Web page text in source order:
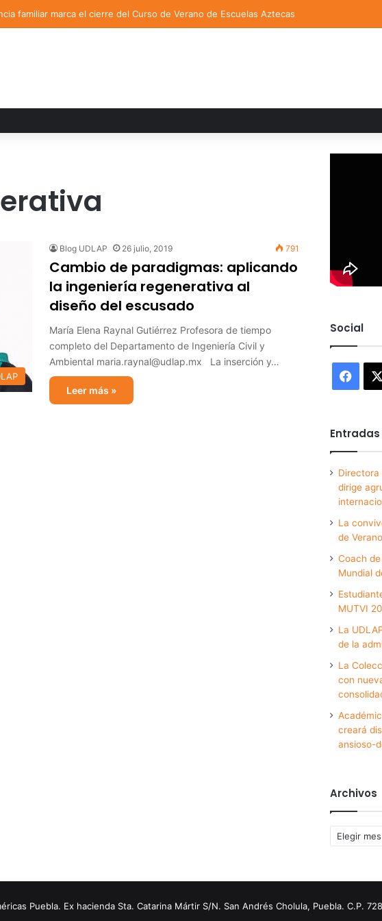
familiar marca el cierre del Curso de Verano de Escuelas Aztecas
Blog UDLAP 26 julio, 2019 791
Cambio de paradigmas: aplicando
la ingeniería regenerativa al
diseño del escusado
María Elena Raynal Gutiérrez Profesora de tiempo
completo del Departamento de Ingeniería Civil y
Ambiental maria.raynal@udlap.mx La inserción y…
Leer más »
Social
Directora
dirige
La
de
Coach
Mundial
MUTVI
La
de la
La
con
creará
ansioso-
Archivos
Archivos
Puebla. Ex hacienda Sta. Catarina Mártir S/N. San Andrés Cholula, Puebla. C.P.